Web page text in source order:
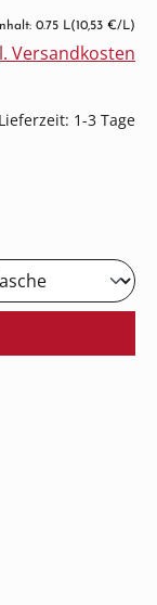
Inhalt: 0.75 L(10,53 €/L)
Versandkosten
1-3 Tage